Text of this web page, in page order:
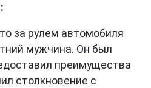
за рулем автомобиля
мужчина. Он был
преимущества
столкновение с